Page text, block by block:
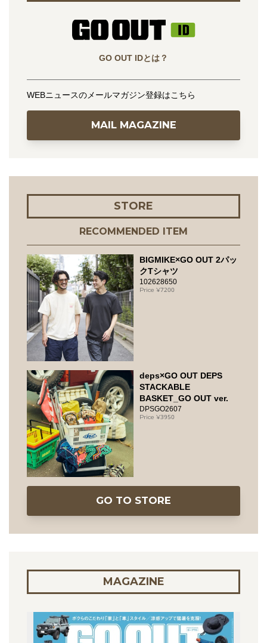
GO OUT IDとは？
WEBニュースのメールマガジン登録はこちら
MAIL MAGAZINE
STORE
RECOMMENDED ITEM
BIGMIKE×GO OUT 2パッ
クTシャツ
102628650
7200
deps×GO OUT DEPS
STACKABLE
BASKET_GO OUT ver.
DPSGO2607
3950
GO TO STORE
MAGAZINE